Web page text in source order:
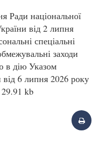
Ради національної
від 2 липня
спеціальні
заходи
в дію Указом
6 липня 2026 року
kb